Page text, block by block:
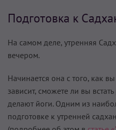
Подготовка к
На самом деле, утренняя
вечером.
Начинается она с того, как вы
зависит, сможете ли вы
делают йоги. Одним из
подготовке к утренней